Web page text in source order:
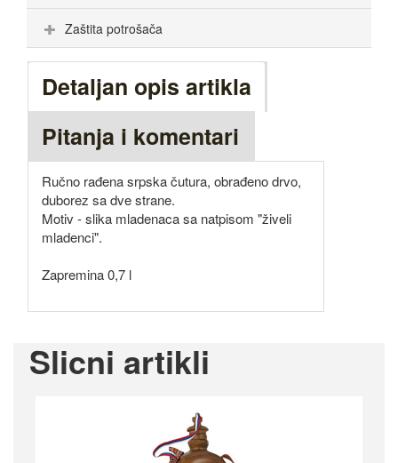
Zaštita potrošača
Detaljan opis artikla
Pitanja i komentari
Ručno rađena srpska čutura, obrađeno drvo,
duborez sa dve strane.
Motiv - slika mladenaca sa natpisom "živeli
mladenci".
Zapremina 0,7 l
Slicni artikli